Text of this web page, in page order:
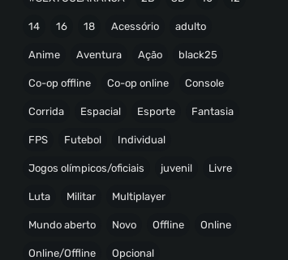
14 16 18 Acessório adulto
Anime Aventura Ação black25
Co-op offline Co-op online Console
Corrida Espacial Esporte Fantasia
FPS Futebol Individual
Jogos olímpicos/oficiais juvenil Livre
Luta Militar Multiplayer
Mundo aberto Novo Offline Online
Online/Offline Opcional